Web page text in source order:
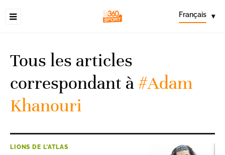
Français ▾
Tous les articles
correspondant à#Adam
Khanouri
LIONS DE L'ATLAS